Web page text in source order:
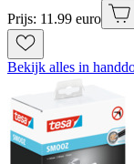
Prijs: 11.99 euro
Bekijk alles in